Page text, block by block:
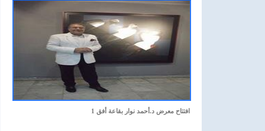
افتتاح معرض د.أحمد نوار بقاعة أفق 1